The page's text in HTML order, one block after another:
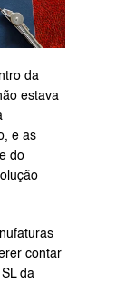
da
estava
e as
do
contar
da